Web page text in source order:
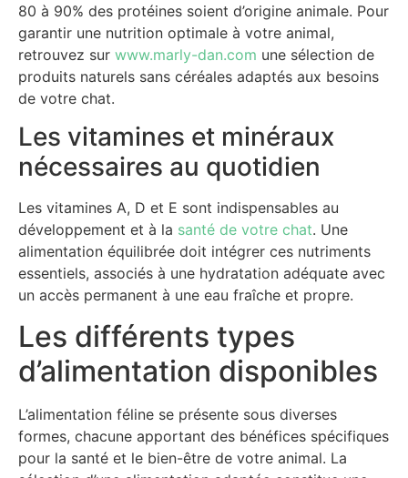
80 à 90% des protéines soient d’origine animale. Pour
garantir une nutrition optimale à votre animal,
retrouvez sur www.marly-dan.com une sélection de
produits naturels sans céréales adaptés aux besoins
de votre chat.
Les vitamines et minéraux
nécessaires au quotidien
Les vitamines A, D et E sont indispensables au
développement et à la santé de votre chat. Une
alimentation équilibrée doit intégrer ces nutriments
essentiels, associés à une hydratation adéquate avec
un accès permanent à une eau fraîche et propre.
Les différents types
d’alimentation disponibles
L’alimentation féline se présente sous diverses
formes, chacune apportant des bénéfices spécifiques
pour la santé et le bien-être de votre animal. La